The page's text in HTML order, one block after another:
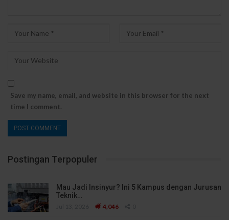
Save my name, email, and website in this browser for the next
time I comment.
Postingan Terpopuler
Mau Jadi Insinyur? Ini 5 Kampus dengan Jurusan
Teknik…
4,046